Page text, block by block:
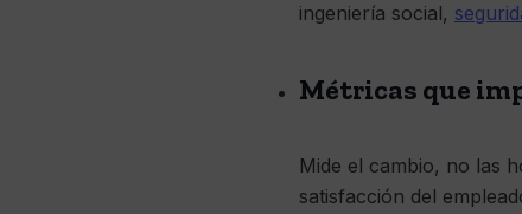
ingeniería social,
Métricas que
Mide el cambio, no las
satisfacción del